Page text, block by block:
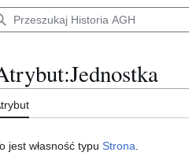
jest własność typu Strona